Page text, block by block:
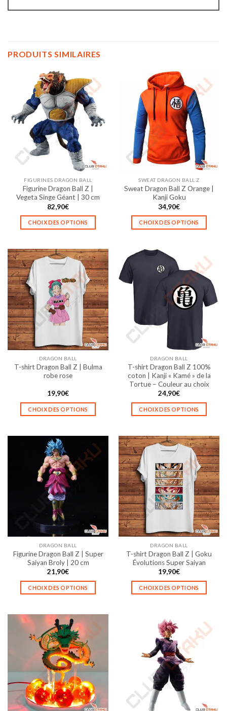
PRODUITS SIMILAIRES
FIGURINES DRAGON BALL
Figurine Dragon Ball Z |
Vegeta Singe Géant | 30 cm
82,90€
CHOIX DES OPTIONS
a
plusieurs
variations.
Les
options
peuvent
être
la
page
du
SWEAT DRAGON BALL Z
Sweat Dragon Ball Z Orange |
Kanji Goku
34,90€
CHOIX DES OPTIONS
a
plusieurs
variations.
Les
options
peuvent
la
page
du
produit
DRAGON BALL
T-shirt Dragon Ball Z | Bulma
robe rose
19,90€
CHOIX DES OPTIONS
a
plusieurs
variations.
Les
options
peuvent
être
choisies
sur
la
page
du
produit
DRAGON BALL
T-shirt Dragon Ball Z 100%
coton | Kanji « Kamé » de la
Tortue – Couleur au choix
24,90€
CHOIX DES OPTIONS
a
plusieurs
variations.
Les
options
peuvent
être
la
page
du
produit
DRAGON BALL
Figurine Dragon Ball Z | Super
Saiyan Broly | 20 cm
21,90€
CHOIX DES OPTIONS
a
plusieurs
variations.
Les
options
peuvent
être
choisies
sur
DRAGON BALL
T-shirt Dragon Ball Z | Goku
Évolutions Super Saiyan
19,90€
CHOIX DES OPTIONS
a
plusieurs
variations.
Les
options
peuvent
être
choisies